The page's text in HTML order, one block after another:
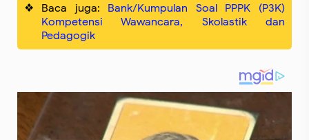
Baca juga: Bank/Kumpulan Soal PPPK (P3K)
Kompetensi Wawancara, Skolastik dan
Pedagogik